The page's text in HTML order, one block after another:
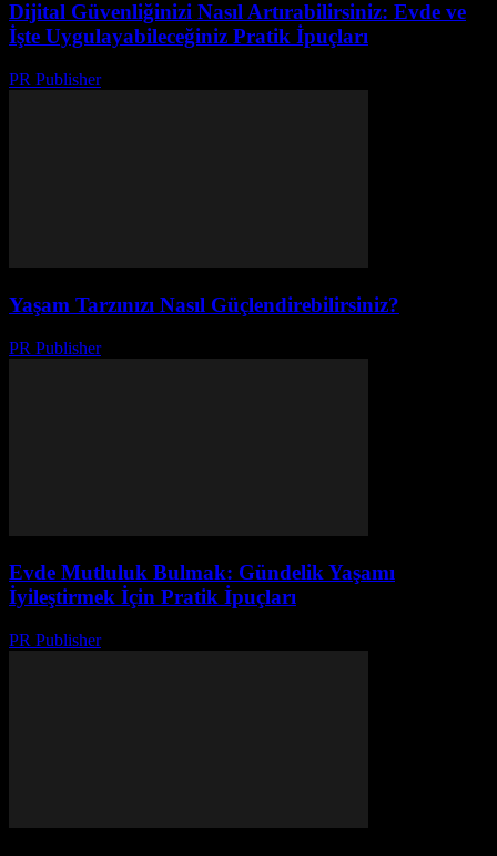
Dijital Güvenliğinizi Nasıl Artırabilirsiniz: Evde ve
İşte Uygulayabileceğiniz Pratik İpuçları
PR Publisher-
Yaşam Tarzınızı Nasıl Güçlendirebilirsiniz?
PR Publisher-
Evde Mutluluk Bulmak: Gündelik Yaşamı
İyileştirmek İçin Pratik İpuçları
PR Publisher-